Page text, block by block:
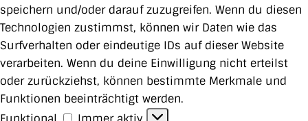
speichern und/oder darauf zuzugreifen. Wenn du diesen
Technologien zustimmst, können wir Daten wie das
Surfverhalten oder eindeutige IDs auf dieser Website
verarbeiten. Wenn du deine Einwilligung nicht erteilst
oder zurückziehst, können bestimmte Merkmale und
Funktionen beeinträchtigt werden.
Funktional